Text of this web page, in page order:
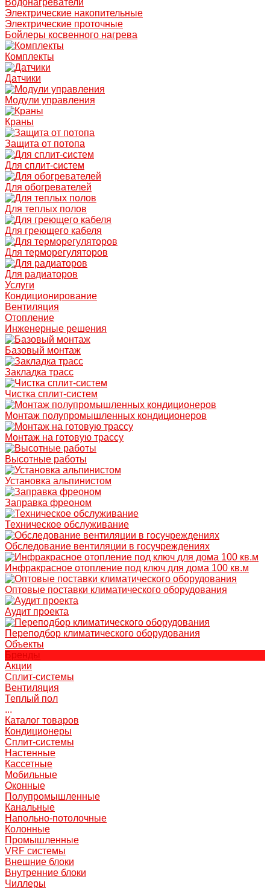
Водонагреватели
Электрические накопительные
Электрические проточные
Бойлеры косвенного нагрева
Комплекты
Датчики
Модули управления
Краны
Защита от потопа
Для сплит-систем
Для обогревателей
Для теплых полов
Для греющего кабеля
Для терморегуляторов
Для радиаторов
Услуги
Кондиционирование
Вентиляция
Отопление
Инженерные решения
Базовый монтаж
Закладка трасс
Чистка сплит-систем
Монтаж полупромышленных кондиционеров
Монтаж на готовую трассу
Высотные работы
Установка альпинистом
Заправка фреоном
Техническое обслуживание
Обследование вентиляции в госучреждениях
Инфракрасное отопление под ключ для дома 100 кв.м
Оптовые поставки климатического оборудования
Аудит проекта
Переподбор климатического оборудования
Объекты
Бренды
Акции
Сплит-системы
Вентиляция
Теплый пол
...
Каталог товаров
Кондиционеры
Сплит-системы
Настенные
Кассетные
Мобильные
Оконные
Полупромышленные
Канальные
Напольно-потолочные
Колонные
Промышленные
VRF системы
Внешние блоки
Внутренние блоки
Чиллеры